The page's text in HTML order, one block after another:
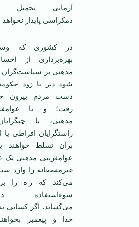
آرمانی تحمیل
دمکراسی پایدار نخواهد
در کشوری که
بهره‌برداری از
مذهبی بر سیاست‌گران
شود دیر یا زود
دست مردم بیرون
رفت؛ و یا
مذهبی، یا
راستگرایان افراطی یا
برآن تسلط خواهند
عوامفریبی مذهبی یک
غیر‌منصفانه را وارد
می‌کند که راه را
سوء‌استفاده
می‌گشاید. اگر کسانی
خدا و پیغمبر